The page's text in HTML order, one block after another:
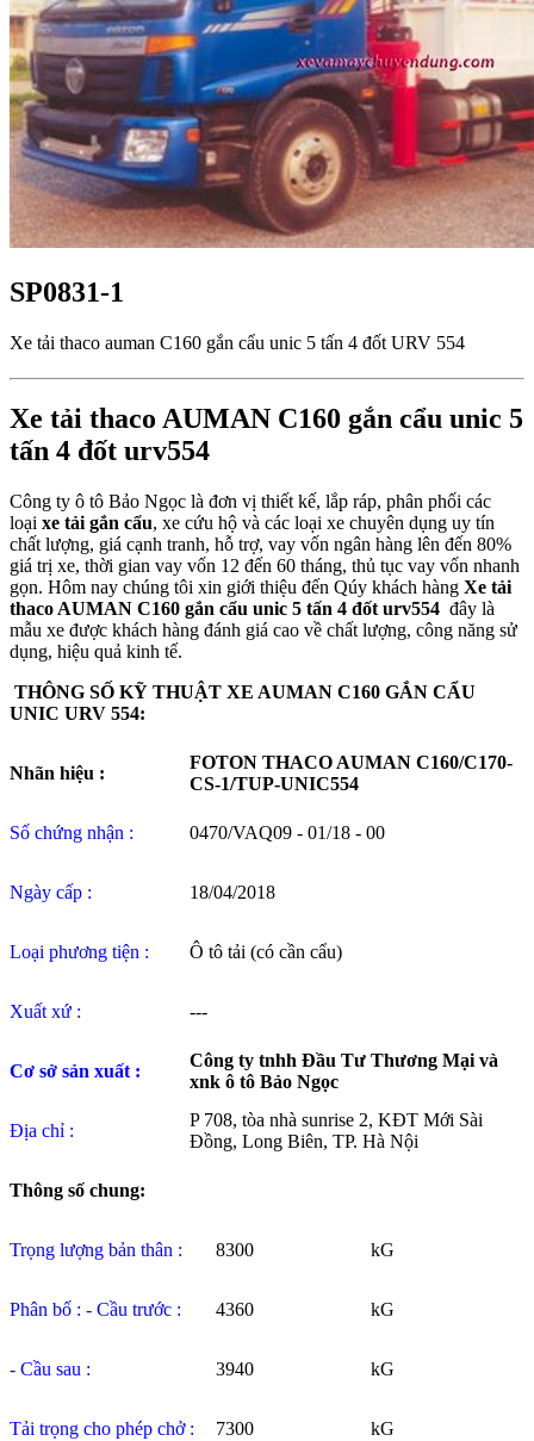
SP0831-1
Xe tải thaco auman C160 gắn cẩu unic 5 tấn 4 đốt URV 554
Xe tải thaco AUMAN C160 gắn cẩu unic 5
tấn 4 đốt urv554
Công ty ô tô Bảo Ngọc là đơn vị thiết kế, lắp ráp, phân phối các
loại xe tải gắn cẩu, xe cứu hộ và các loại xe chuyên dụng uy tín
chất lượng, giá cạnh tranh, hỗ trợ, vay vốn ngân hàng lên đến 80%
giá trị xe, thời gian vay vốn 12 đến 60 tháng, thủ tục vay vốn nhanh
gọn. Hôm nay chúng tôi xin giới thiệu đến Qúy khách hàng Xe tải
thaco AUMAN C160 gắn cẩu unic 5 tấn 4 đốt urv554 đây là
mẫu xe được khách hàng đánh giá cao về chất lượng, công năng sử
dụng, hiệu quả kinh tế.
THÔNG SỐ KỸ THUẬT XE AUMAN C160 GẮN CẨU
UNIC URV 554:
Nhãn hiệu :
FOTON THACO AUMAN C160/C170-
CS-1/TUP-UNIC554
Số chứng nhận : 0470/VAQ09 - 01/18 - 00
Ngày cấp : 18/04/2018
Loại phương tiện : Ô tô tải (có cần cẩu)
Xuất xứ : ---
Cơ sở sản xuất :
Công ty tnhh Đầu Tư Thương Mại và
xnk ô tô Bảo Ngọc
Địa chỉ :
P 708, tòa nhà sunrise 2, KĐT Mới Sài
Đồng, Long Biên, TP. Hà Nội
Thông số chung:
Trọng lượng bản thân : 8300 kG
Phân bố : - Cầu trước : 4360 kG
- Cầu sau : 3940 kG
Tải trọng cho phép chở : 7300 kG